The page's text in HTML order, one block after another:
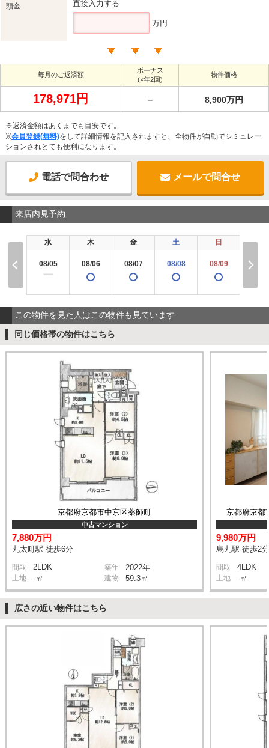
頭金 直接入力する
万円
毎月のご返済額
ボーナス
(×年2回)
物件価格
178,971円 － 8,900万円
※返済金額はあくまでも目安です。
※会員登録(無料)をして詳細情報を記入されますと、全物件が自動でシミュレー
ションされとても便利になります。
電話で問合わせ メールで問合せ
来店内見予約
水
08/05
ー
木
08/06
金
08/07
土
08/08
日
08/09 08/
この物件を見た人はこの物件も見ています
同じ価格帯の物件はこちら
京都府京都市中京区薬師町
中古マンション
7,880万円
丸太町駅 徒歩6分
間取 2LDK 築年 2022年
土地 -㎡ 建物 59.3㎡
京都府京都
9,980万円
烏丸駅 徒歩2分
間取 4LDK
土地 -㎡
広さの近い物件はこちら